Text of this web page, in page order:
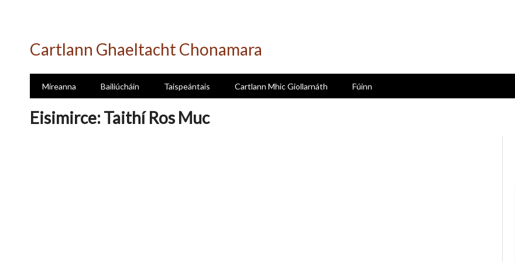
Cartlann Ghaeltacht Chonamara
Míreanna Bailiúcháin Taispeántais Cartlann Mhic Giollarnáth Fúinn
Eisimirce: Taithí Ros Muc